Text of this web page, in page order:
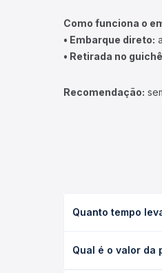
Como funciona o
• Embarque direto:
• Retirada no
Recomendação:
Quanto tempo
e as condições de
Qual é o valor da